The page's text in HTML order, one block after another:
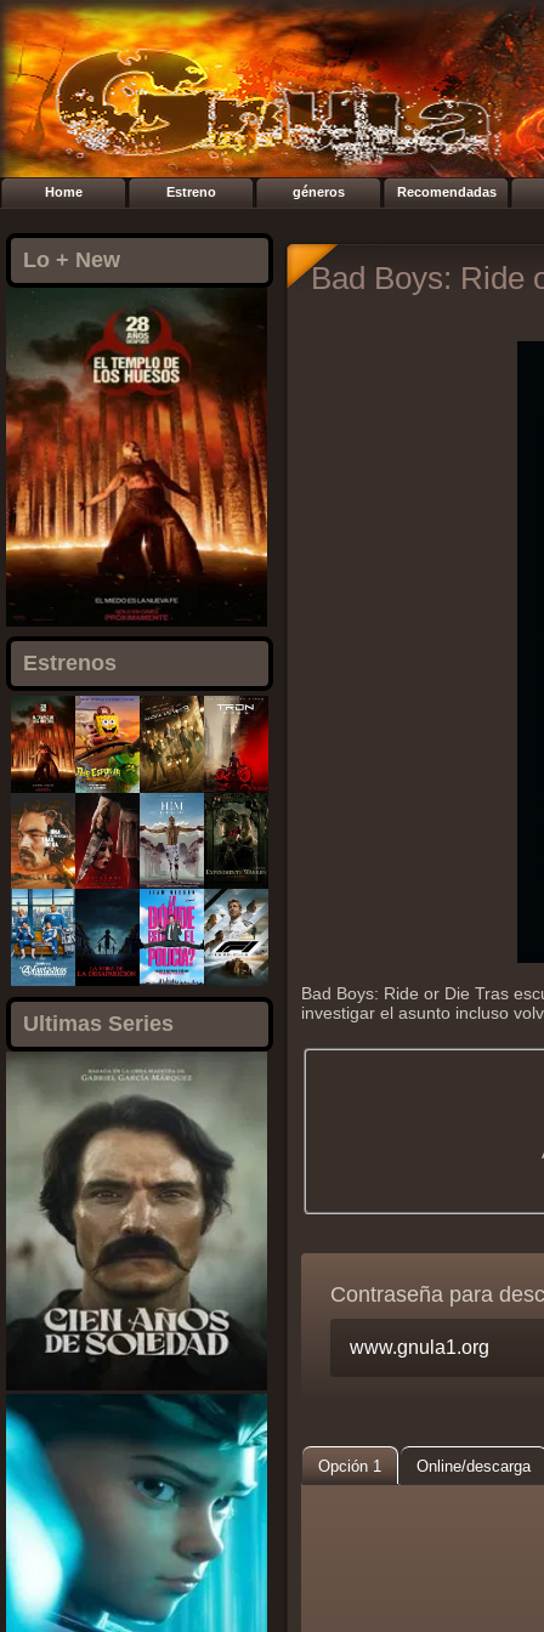
Home Estreno géneros Recomendadas
Lo + New
Estrenos
Ultimas Series
Bad Boys: Ride
Bad Boys: Ride or Die Tras
investigar el asunto incluso
Contraseña para
Opción 1 Online/descarga